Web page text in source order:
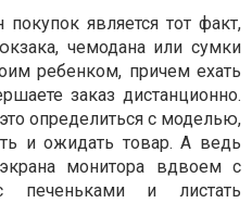
является тот факт,
чемодана или сумки
ребенком, причем ехать
заказ дистанционно.
определиться с моделью,
и ожидать товар. А ведь
экрана монитора вдвоем с
и листать